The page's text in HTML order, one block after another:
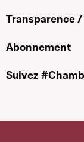
Transparence /
Abonnement
Suivez